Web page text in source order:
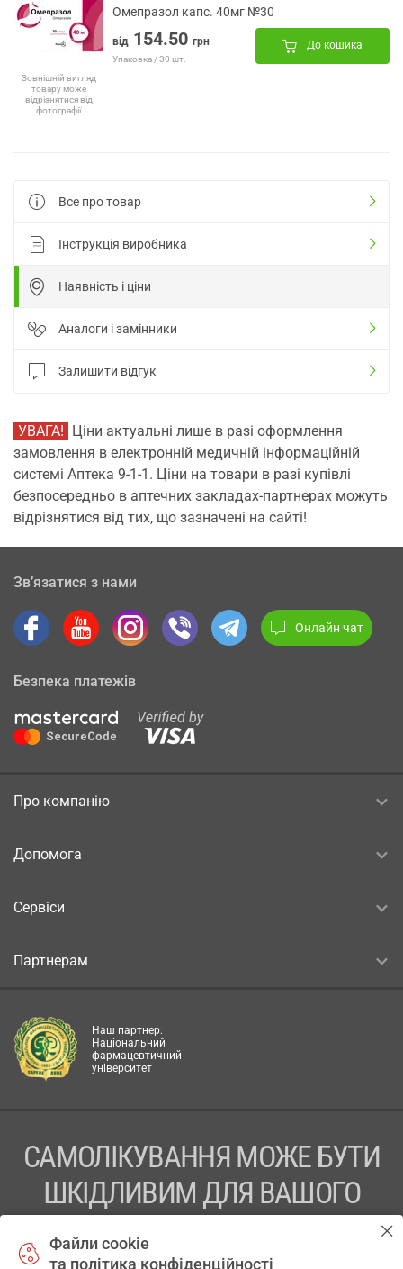
Зовнішній вигляд
товару може
відрізнятися від
фотографії
Омепразол капс. 40мг №30
від 154.50 грн
Упаковка / 30 шт.
До кошика
Все про товар
Інструкція виробника
Наявність і ціни
Аналоги і замінники
Залишити відгук
УВАГА! Ціни актуальні лише в разі оформлення
замовлення в електронній медичній інформаційній
системі Аптека 9-1-1. Ціни на товари в разі купівлі
безпосередньо в аптечних закладах-партнерах можуть
відрізнятися від тих, що зазначені на сайті!
Зв’язатися з нами
Онлайн чат
Безпека платежів
Про компанію
Допомога
Сервіси
Партнерам
Наш партнер:
Національний
фармацевтичний
університет
САМОЛІКУВАННЯ МОЖЕ БУТИ
ШКІДЛИВИМ ДЛЯ ВАШОГО
Файли cookie
та політика конфіденційності